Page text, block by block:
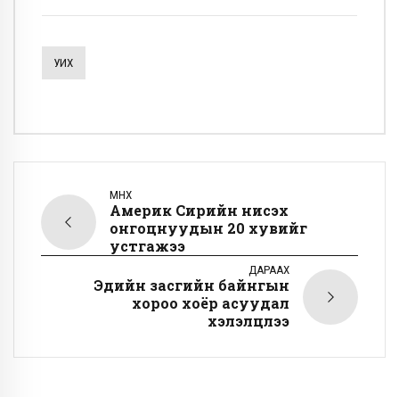
УИХ
ӨМНӨХ
Америк Сирийн нисэх
онгоцнуудын 20 хувийг
устгажээ
ДАРААХ
Эдийн засгийн байнгын
хороо хоёр асуудал
хэлэлцлээ